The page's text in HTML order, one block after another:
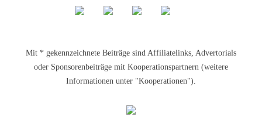
Mit * gekennzeichnete Beiträge sind Affiliatelinks, Advertorials
oder Sponsorenbeiträge mit Kooperationspartnern (weitere
Informationen unter "Kooperationen").